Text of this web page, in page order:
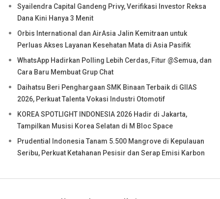
Syailendra Capital Gandeng Privy, Verifikasi Investor Reksa
Dana Kini Hanya 3 Menit
Orbis International dan AirAsia Jalin Kemitraan untuk
Perluas Akses Layanan Kesehatan Mata di Asia Pasifik
WhatsApp Hadirkan Polling Lebih Cerdas, Fitur @Semua, dan
Cara Baru Membuat Grup Chat
Daihatsu Beri Penghargaan SMK Binaan Terbaik di GIIAS
2026, Perkuat Talenta Vokasi Industri Otomotif
KOREA SPOTLIGHT INDONESIA 2026 Hadir di Jakarta,
Tampilkan Musisi Korea Selatan di M Bloc Space
Prudential Indonesia Tanam 5.500 Mangrove di Kepulauan
Seribu, Perkuat Ketahanan Pesisir dan Serap Emisi Karbon